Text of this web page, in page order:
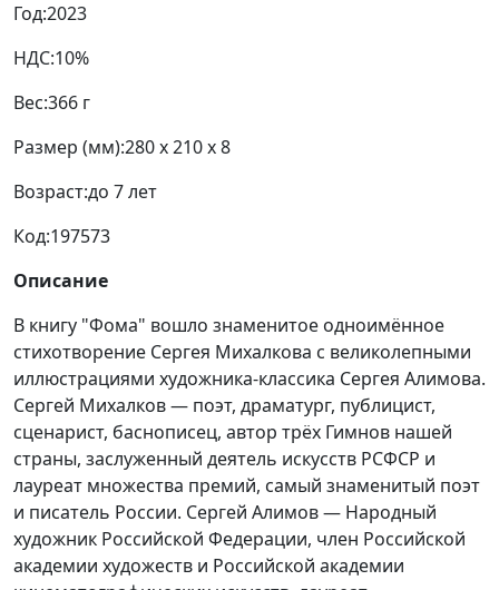
Год:2023
НДС:10%
Вес:366 г
Размер (мм):280 x 210 x 8
Возраст:до 7 лет
Код:197573
Описание
В книгу "Фома" вошло знаменитое одноимённое
стихотворение Сергея Михалкова с великолепными
иллюстрациями художника-классика Сергея Алимова.
Сергей Михалков — поэт, драматург, публицист,
сценарист, баснописец, автор трёх Гимнов нашей
страны, заслуженный деятель искусств РСФСР и
лауреат множества премий, самый знаменитый поэт
и писатель России. Сергей Алимов — Народный
художник Российской Федерации, член Российской
академии художеств и Российской академии